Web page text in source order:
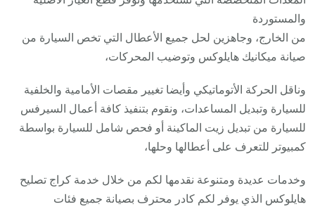
والمستوردة
من الخارج، وجاهزين لحل جميع الأعطال التي تخص السيارة من
صيانة ميكانيك هايلوكس وتوضيب المحركات،
وناقل الحركة الأتوماتيكي وأيضا تغيير مقصات الأمامية والخلفية
للسيارة وتبديل المساعدات، ونقوم بتنفيذ كافة أعمال السيرفس
للسيارة من تبديل زيت الماكينة أو فحص شامل للسيارة بواسطة
كمبيوتر للتعرف على أعطالها وحلها،
وخدمات عديدة ومتنوعة نقدمها لكم من خلال خدمة كراج تصليح
هايلوكس الذي يوفر لكم كادر محترف بصيانة جميع فئات